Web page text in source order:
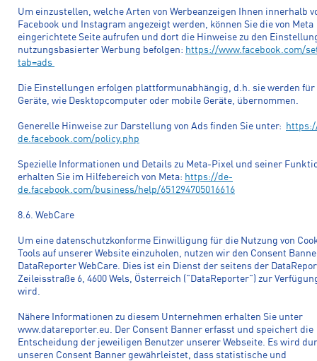
Um einzustellen, welche Arten von Werbeanzeigen Ihnen innerhalb
Facebook und Instagram angezeigt werden, können Sie die von Meta
eingerichtete Seite aufrufen und dort die Hinweise zu den
nutzungsbasierter Werbung befolgen: https://www.facebook.com/
tab=ads
Die Einstellungen erfolgen plattformunabhängig, d.h. sie werden für
Geräte, wie Desktopcomputer oder mobile Geräte, übernommen.
Generelle Hinweise zur Darstellung von Ads finden Sie unter:
de.facebook.com/policy.php
Spezielle Informationen und Details zu Meta-Pixel und seiner
erhalten Sie im Hilfebereich von Meta: https://de-
de.facebook.com/business/help/651294705016616
8.6. WebCare
Um eine datenschutzkonforme Einwilligung für die Nutzung von
Tools auf unserer Website einzuholen, nutzen wir den Consent
DataReporter WebCare. Dies ist ein Dienst der seitens der
Zeileisstraße 6, 4600 Wels, Österreich ("DataReporter") zur
wird.
Nähere Informationen zu diesem Unternehmen erhalten Sie unter
www.datareporter.eu. Der Consent Banner erfasst und speichert die
Entscheidung der jeweiligen Benutzer unserer Webseite. Es wird
unseren Consent Banner gewährleistet, dass statistische und